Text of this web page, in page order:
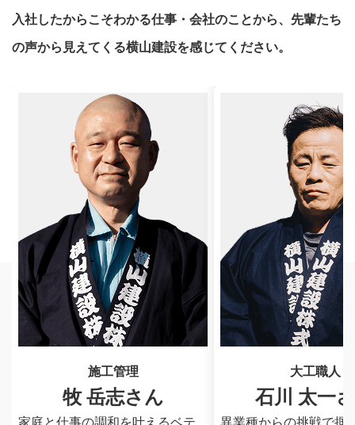
入社したからこそわかる仕事・会社のことから、先輩たち
の声から見えてくる横山建設を感じてください。
施工管理
牧 岳志さん
家庭と仕事の調和を叶えるベテ
大工職人
石川 太一
異業種からの挑戦で掴